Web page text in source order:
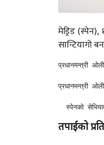
मेड्रिड
सान्टियागो
प्रधानमन्त्री
प्रधानमन्त्री
स्पेनको
तपाईको